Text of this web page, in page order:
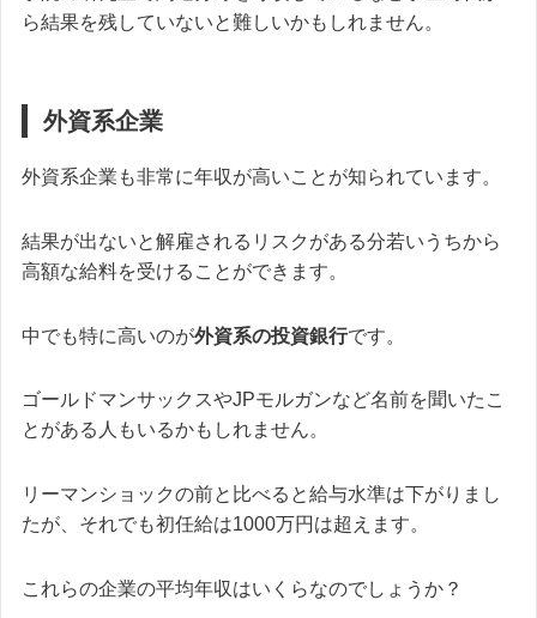
ら結果を残していないと難しいかもしれません。
外資系企業
外資系企業も非常に年収が高いことが知られています。
結果が出ないと解雇されるリスクがある分若いうちから
高額な給料を受けることができます。
中でも特に高いのが外資系の投資銀行です。
ゴールドマンサックスやJPモルガンなど名前を聞いたこ
とがある人もいるかもしれません。
リーマンショックの前と比べると給与水準は下がりまし
たが、それでも初任給は1000万円は超えます。
これらの企業の平均年収はいくらなのでしょうか？